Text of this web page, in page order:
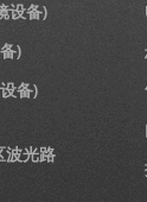
设备)
)
备)
波光路